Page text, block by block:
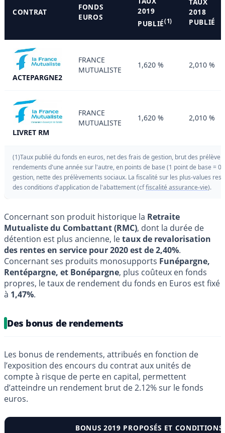
CONTRAT
FONDS
EUROS
2019
PUBLIÉ(1)
2018
PUBLIÉ
ACTEPARGNE2
FRANCE
MUTUALISTE
1,620 % 2,010 %
LIVRET RM
FRANCE
MUTUALISTE
1,620 % 2,010 %
(1)Taux publié du fonds en euros, net des frais de gestion, brut des
rendements d'une année sur l'autre, en points de base (1 point de base =
gestion, nette des prélèvements sociaux. La fiscalité sur les plus-values
des conditions d'application de l'abattement (cffiscalité assurance-vie).
Concernant son produit historique la Retraite
Mutualiste du Combattant (RMC), dont la durée de
détention est plus ancienne, letaux de revalorisation
des rentes en service pour 2020 est de 2,40%.
Concernant ses produits monosupports Funépargne,
Rentépargne, et Bonépargne, plus coûteux en fonds
propres, le taux de rendement du fonds en Euros est fixé
à 1,47%.
Des bonus de rendements
Les bonus de rendements, attribués en fonction de
l’exposition des encours du contrat aux unités de
compte à risque de perte en capital, permettent
d’atteindre un rendement brut de 2.12% sur le fonds
euros.
BONUS 2019 PROPOSÉS ET CONDITIONS